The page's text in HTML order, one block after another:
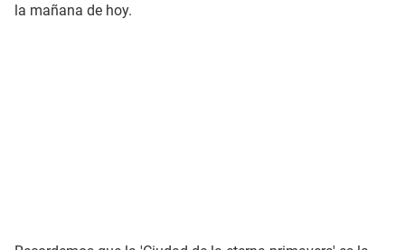
la mañana de hoy.